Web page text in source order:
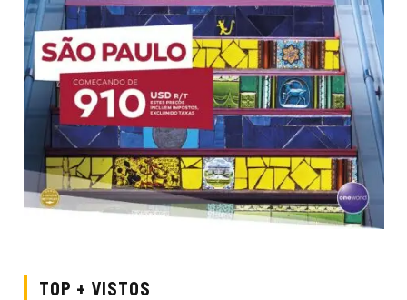
TOP + VISTOS